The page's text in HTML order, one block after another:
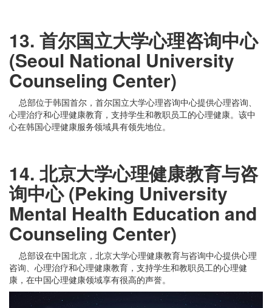
13. 首尔国立大学心理咨询中心
(Seoul National University
Counseling Center)
总部位于韩国首尔，首尔国立大学心理咨询中心提供心理咨询、
心理治疗和心理健康教育，支持学生和教职员工的心理健康。该中
心在韩国心理健康服务领域具有领先地位。
14. 北京大学心理健康教育与咨
询中心 (Peking University
Mental Health Education and
Counseling Center)
总部设在中国北京，北京大学心理健康教育与咨询中心提供心理
咨询、心理治疗和心理健康教育，支持学生和教职员工的心理健
康，在中国心理健康领域享有很高的声誉。